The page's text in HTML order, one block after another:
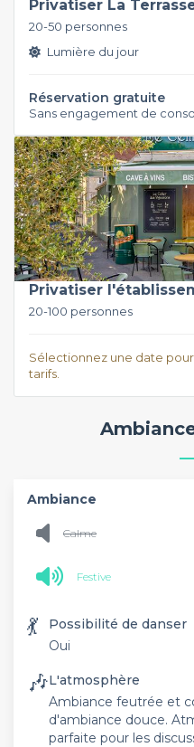
Privatiser La
20-50 personnes
Lumière du jour
Réservation gratuite
Sans engagement de
Privatiser
20-100 personnes
Sélectionnez une date
tarifs.
Ambiance
Calme
Festive
💃
Possibilité de danser
Oui
🎶L'atmosphère
Ambiance feutrée et
d'ambiance douce.
parfaite pour les